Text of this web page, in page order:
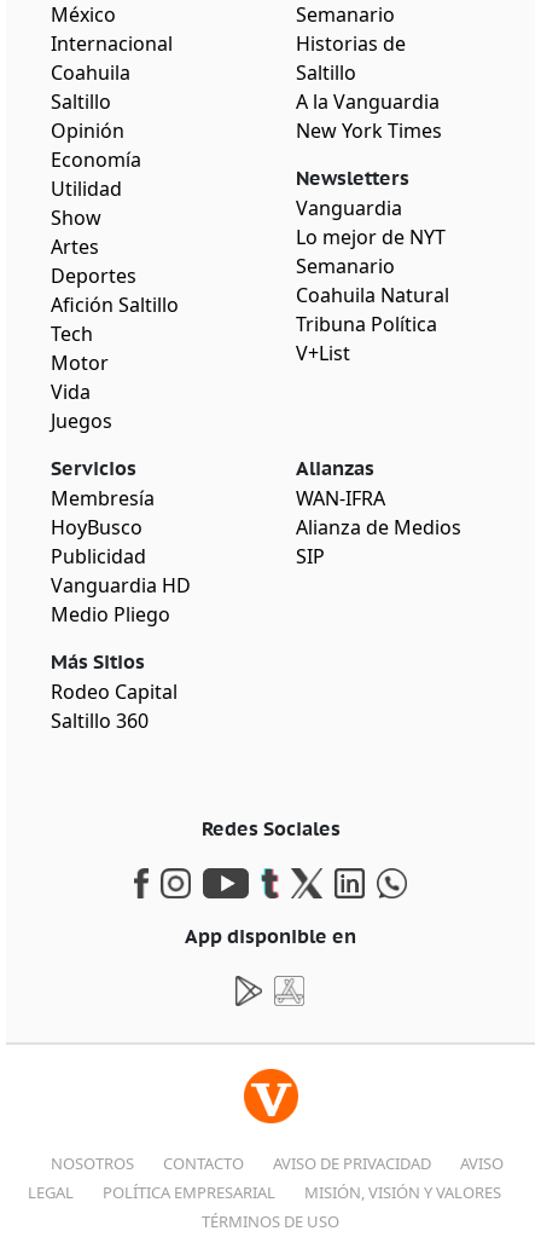
México
Internacional
Coahuila
Saltillo
Opinión
Economía
Utilidad
Show
Artes
Deportes
Afición Saltillo
Tech
Motor
Vida
Juegos
Semanario
Historias de
Saltillo
A la Vanguardia
New York Times
Newsletters
Vanguardia
Lo mejor de NYT
Semanario
Coahuila Natural
Tribuna Política
V+List
Servicios
Membresía
HoyBusco
Publicidad
Vanguardia HD
Medio Pliego
Más Sitios
Rodeo Capital
Saltillo 360
Alianzas
WAN-IFRA
Alianza de Medios
SIP
Redes Sociales
App disponible en
NOSOTROS CONTACTO AVISO DE PRIVACIDAD
AVISO
LEGAL
POLÍTICA EMPRESARIAL
MISIÓN, VISIÓN Y VALORES
TÉRMINOS DE USO